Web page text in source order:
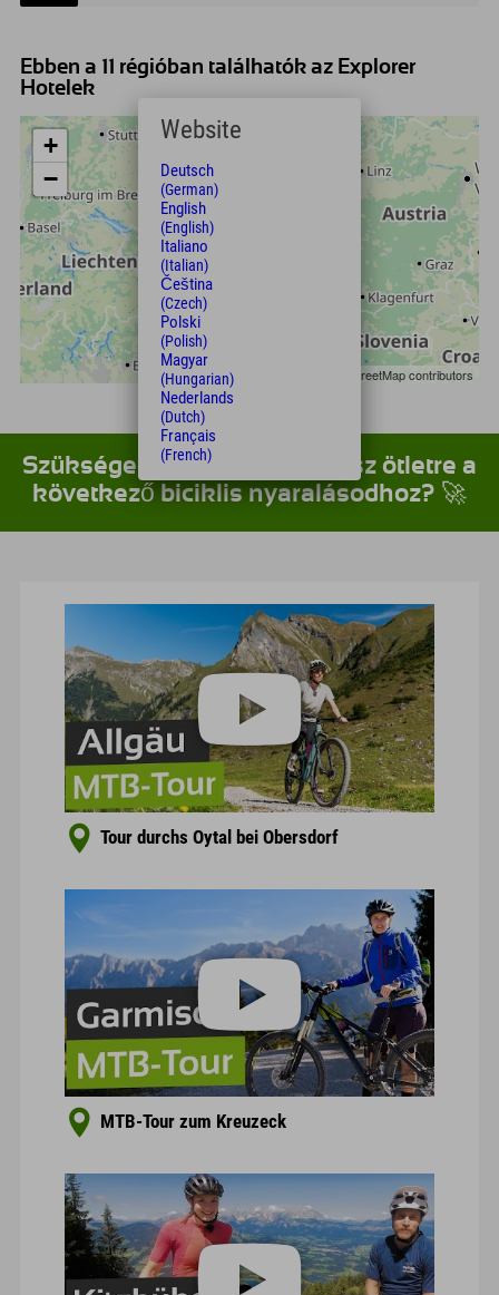
Ebben a 11 régióban találhatók az Explorer
Hotelek
+
−
Leaflet | Map data © OpenStreetMap contributors
Szükséged van néhány klassz ötletre a
következő biciklis nyaralásodhoz? 🚀
Tour durchs Oytal bei Obersdorf
MTB-Tour zum Kreuzeck
Website
Deutsch
(German)
English
(English)
Italiano
(Italian)
Čeština
(Czech)
Polski
(Polish)
Magyar
(Hungarian)
Nederlands
(Dutch)
Français
(French)